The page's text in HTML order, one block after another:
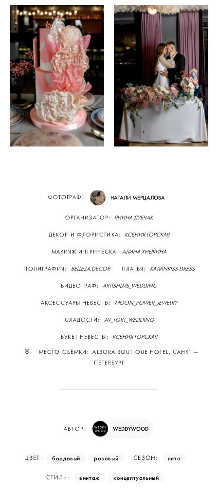
ФОТОГРАФ: НАТАЛИ МЕРЦАЛОВА
ОРГАНИЗАТОР: ЯНИНА ДУБЧАК
ДЕКОР И ФЛОРИСТИКА: КСЕНИЯ ГОРСКАЯ
МАКИЯЖ И ПРИЧЕСКА: АЛИНА ХНЫКИНА
ПОЛИГРАФИЯ: BELLEZA.DECOR ПЛАТЬЯ: KATRINKISS DRESS
ВИДЕОГРАФ: ARTISFILMS_WEDDING
АКСЕССУАРЫ НЕВЕСТЫ: MOON_POWER_JEWELRY
СЛАДОСТИ: AV_TORT_WEDDING
БУКЕТ НЕВЕСТЫ: КСЕНИЯ ГОРСКАЯ
МЕСТО СЪЁМКИ: ALBORA BOUTIQUE HOTEL, САНКТ —
ПЕТЕРБУРГ
АВТОР: WEDDYWOOD
ЦВЕТ: бордовый розовый СЕЗОН: лето
СТИЛЬ: винтаж концептуальный